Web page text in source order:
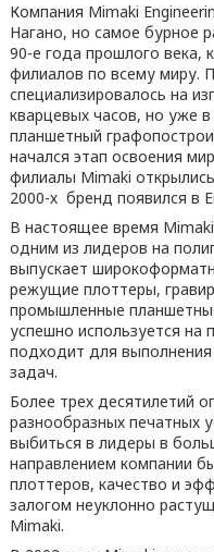
Компания Mimaki
Нагано, но самое бурное
90-е года прошлого века,
филиалов по всему миру.
специализировалось на
кварцевых часов, но уже
планшетный
начался этап освоения
филиалы Mimaki
2000-х бренд появился в
В настоящее время
одним из лидеров на
выпускает
режущие плоттеры,
промышленные
успешно используется на
подходит для
задач.
Более трех десятилетий
разнообразных печатных
выбиться в лидеры в
направлением компании
плоттеров, качество и
залогом неуклонно
Mimaki.